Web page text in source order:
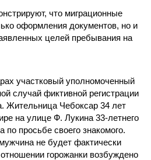
что миграционные
оформления документов, но и
целей пребывания на
участковый уполномоченный
случай фиктивной регистрации
Жительница Чебоксар 34 лет
на улице Ф. Лукина 33-летнего
по просьбе своего знакомого.
не будет фактически
горожанки возбуждено